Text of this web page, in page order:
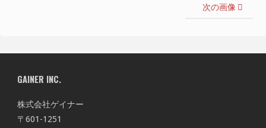
次の画像
GAINER INC.
株式会社ゲイナー
〒601-1251